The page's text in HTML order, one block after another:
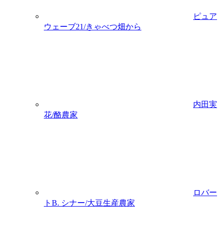
ピュア
ウェーブ21/きゃべつ畑から
内田実
花/酪農家
ロバー
トB. シナー/大豆生産農家